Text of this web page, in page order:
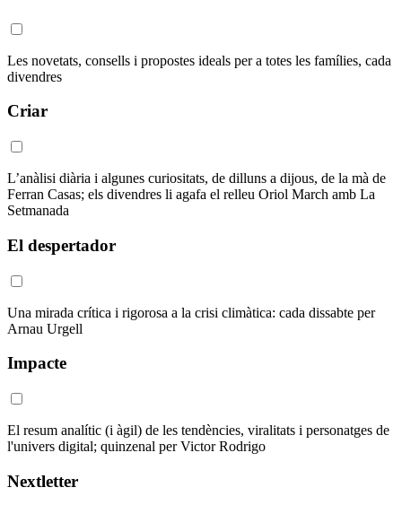
Les novetats, consells i propostes ideals per a totes les famílies, cada
divendres
Criar
L’anàlisi diària i algunes curiositats, de dilluns a dijous, de la mà de
Ferran Casas; els divendres li agafa el relleu Oriol March amb La
Setmanada
El despertador
Una mirada crítica i rigorosa a la crisi climàtica: cada dissabte per
Arnau Urgell
Impacte
El resum analític (i àgil) de les tendències, viralitats i personatges de
l'univers digital; quinzenal per Victor Rodrigo
Nextletter